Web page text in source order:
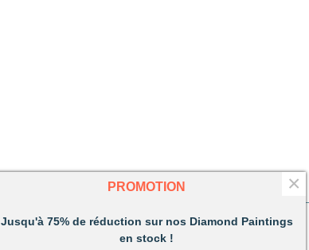
PROMOTION
Jusqu'à 75% de réduction sur nos Diamond Paintings
en stock !
×